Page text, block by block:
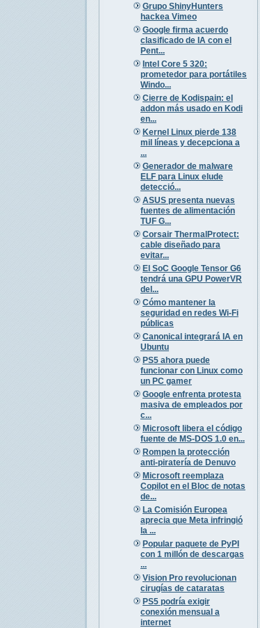
Grupo ShinyHunters
hackea Vimeo
Google firma acuerdo
clasificado de IA con el
Pent...
Intel Core 5 320:
prometedor para portátiles
Windo...
Cierre de Kodispain: el
addon más usado en Kodi
en...
Kernel Linux pierde 138
mil líneas y decepciona a
...
Generador de malware
ELF para Linux elude
detecció...
ASUS presenta nuevas
fuentes de alimentación
TUF G...
Corsair ThermalProtect:
cable diseñado para
evitar...
El SoC Google Tensor G6
tendrá una GPU PowerVR
del...
Cómo mantener la
seguridad en redes Wi-Fi
públicas
Canonical integrará IA en
Ubuntu
PS5 ahora puede
funcionar con Linux como
un PC gamer
Google enfrenta protesta
masiva de empleados por
c...
Microsoft libera el código
fuente de MS-DOS 1.0 en...
Rompen la protección
anti-piratería de Denuvo
Microsoft reemplaza
Copilot en el Bloc de notas
de...
La Comisión Europea
aprecia que Meta infringió
la ...
Popular paquete de PyPI
con 1 millón de descargas
...
Vision Pro revolucionan
cirugías de cataratas
PS5 podría exigir
conexión mensual a
internet